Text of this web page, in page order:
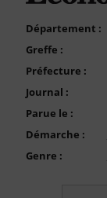
Compte PRO
Département :
Greffe :
Préfecture :
Journal :
Parue le :
Démarche :
Genre :